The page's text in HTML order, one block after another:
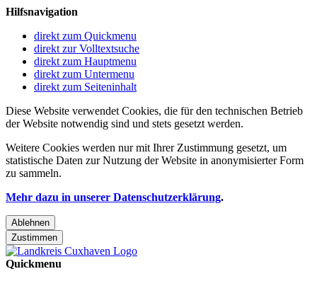
Hilfsnavigation
direkt zum Quickmenu
direkt zur Volltextsuche
direkt zum Hauptmenu
direkt zum Untermenu
direkt zum Seiteninhalt
Diese Website verwendet Cookies, die für den technischen Betrieb
der Website notwendig sind und stets gesetzt werden.
Weitere Cookies werden nur mit Ihrer Zustimmung gesetzt, um
statistische Daten zur Nutzung der Website in anonymisierter Form
zu sammeln.
Mehr dazu in unserer Datenschutzerklärung.
Ablehnen
Zustimmen
Quickmenu